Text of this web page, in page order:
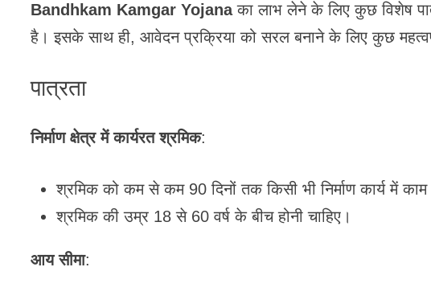
Bandhkam Kamgar Yojanaका लाभ लेने के लिए कुछ विशेष
है। इसके साथ ही, आवेदन प्रक्रिया को सरल बनाने के लिए कुछ
पात्रता
निर्माण क्षेत्र में कार्यरत श्रमिक:
श्रमिक को कम से कम 90 दिनों तक किसी भी निर्माण कार्य में काम
श्रमिक की उम्र 18 से 60 वर्ष के बीच होनी चाहिए।
आय सीमा: